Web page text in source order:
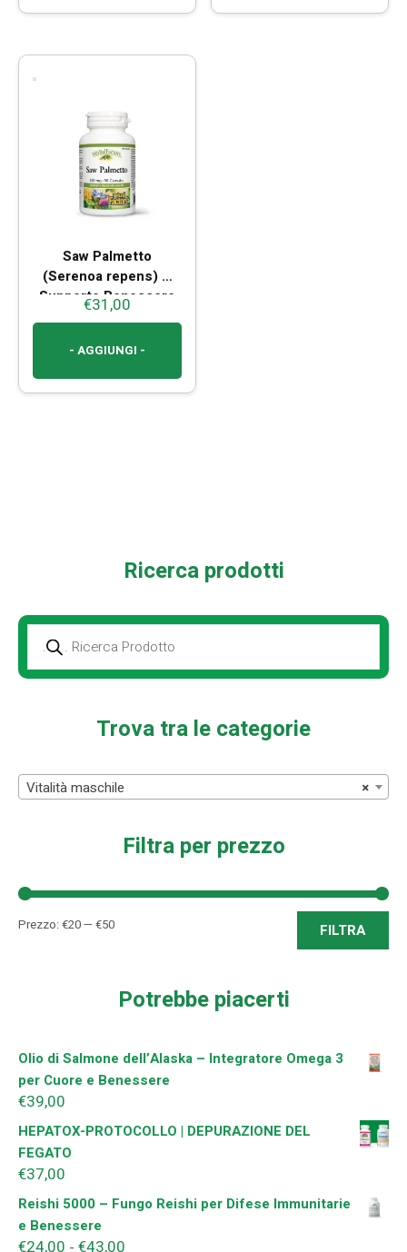
Saw Palmetto
(Serenoa repens) –
Supporto Benessere
Prostatico
€31,00
- AGGIUNGI -
Ricerca prodotti
Prodotti
della
ricerca
Trova tra le categorie
×
Vitalità maschile
Filtra per prezzo
Min
FILTRA
Prezzo:€20— €50
Potrebbe piacerti
Olio di Salmone dell’Alaska – Integratore Omega 3
per Cuore e Benessere
€39,00
HEPATOX-PROTOCOLLO | DEPURAZIONE DEL
FEGATO
€37,00
Reishi 5000 – Fungo Reishi per Difese Immunitarie
e Benessere
€24,00 - €43,00